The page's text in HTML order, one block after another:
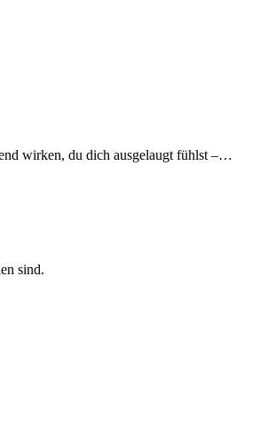
wirken, du dich ausgelaugt fühlst –…
sind.